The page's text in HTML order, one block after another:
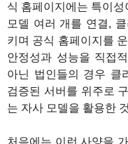
식 홈페이지에는 특이성
모델 여러 개를 연결,
키며 공식 홈페이지를
안정성과 성능을 직접
아닌 법인들의 경우 클
검증된 서버를 위주로
는 자사 모델을 활용한